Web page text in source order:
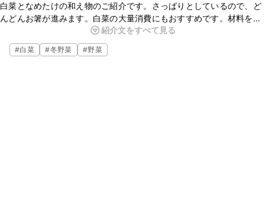
白菜となめたけの和え物のご紹介です。さっぱりとしているので、ど
んどんお箸が進みます。白菜の大量消費にもおすすめです。材料を用
意したら混ぜるだけの簡単なメニューなので、今夜のおかずにもう一
品というときにぜひ作ってみてください。
紹介文をすべて見る
#白菜 #冬野菜 #野菜